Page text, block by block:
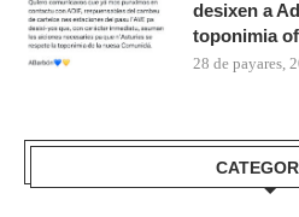
desixen a
toponimia
28 de payares,